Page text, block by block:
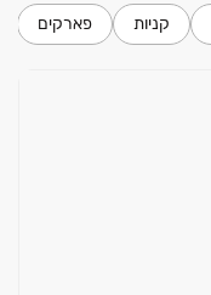
קניות פארקים